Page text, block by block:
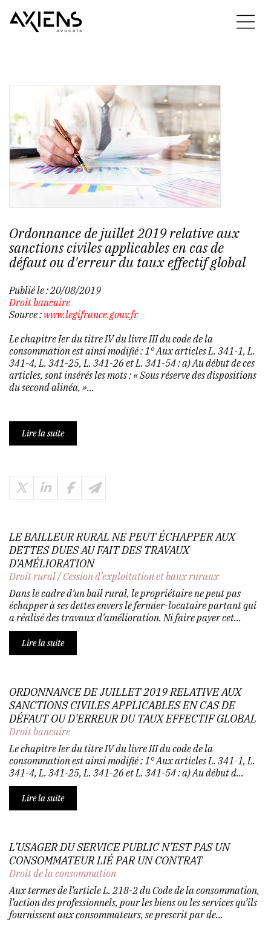
Ordonnance de juillet 2019 relative aux
sanctions civiles applicables en cas de
défaut ou d'erreur du taux effectif global
Publié le :20/08/2019
Droit bancaire
Source : www.legifrance.gouv.fr
Le chapitre Ier du titre IV du livre III du code de la
consommation est ainsi modifié : 1° Aux articles L. 341-1, L.
341-4, L. 341-25, L. 341-26 et L. 341-54 : a) Au début de ces
articles, sont insérés les mots : « Sous réserve des dispositions
du second alinéa, »...
Lire la suite
LE BAILLEUR RURAL NE PEUT ÉCHAPPER AUX
DETTES DUES AU FAIT DES TRAVAUX
D'AMÉLIORATION
Droit rural/Cession d'exploitation et baux ruraux
Dans le cadre d'un bail rural, le propriétaire ne peut pas
échapper à ses dettes envers le fermier-locataire partant qui
a réalisé des travaux d'amélioration. Ni faire payer cet...
Lire la suite
ORDONNANCE DE JUILLET 2019 RELATIVE AUX
SANCTIONS CIVILES APPLICABLES EN CAS DE
DÉFAUT OU D'ERREUR DU TAUX EFFECTIF GLOBAL
Droit bancaire
Le chapitre Ier du titre IV du livre III du code de la
consommation est ainsi modifié : 1° Aux articles L. 341-1, L.
341-4, L. 341-25, L. 341-26 et L. 341-54 : a) Au début d...
Lire la suite
L’USAGER DU SERVICE PUBLIC N’EST PAS UN
CONSOMMATEUR LIÉ PAR UN CONTRAT
Droit de la consommation
Aux termes de l’article L. 218-2 du Code de la consommation,
l’action des professionnels, pour les biens ou les services qu’ils
fournissent aux consommateurs, se prescrit par de...